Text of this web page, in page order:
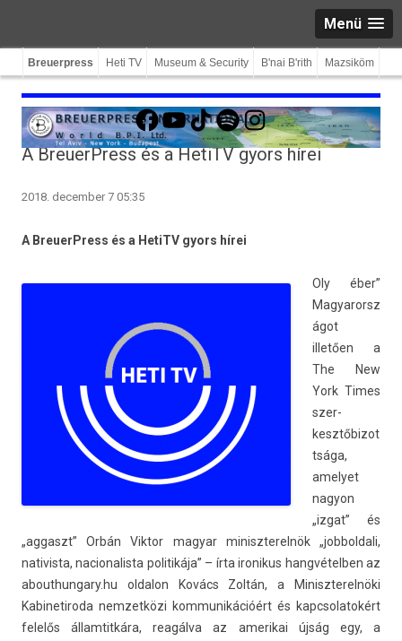
Menü
Breuerpress Heti TV Museum & Security B'nai B'rith Mazsiköm
Facebook
YouTube
TikTokSpotifyInstagram
A BreuerPress és a HetiTV gyors hírei
2018. december 7 05:35
A BreuerPress és a HetiTV gyors hírei
Oly éber”
Magyarorsz
ágot
illetően a
The New
York Times
szer­
kesztőbizot
tsága,
amelyet
nagyon
„izgat” és
„ag­gaszt” Orbán Vik­tor magyar miniszterel­nök „job­boldali,
nativis­ta, nacionalis­ta politikája” – írta ir­onikus han­gvételb­en az
ab­out­hungary.­hu ol­dalon Kovács Zoltán, a Miniszterel­nöki
Kabinetiroda nem­zetközi kom­munikációért és kapcsolatokért
felelős állam­titkára, reagálva az amerikai újság egy, a